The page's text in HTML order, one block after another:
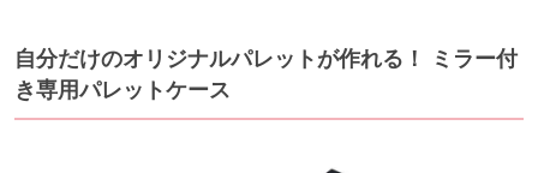
自分だけのオリジナルパレットが作れる！ ミラー付
き専用パレットケース